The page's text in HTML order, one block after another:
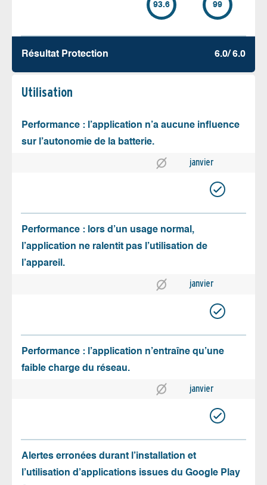
93.6 99
Résultat Protection 6.0/ 6.0
Utilisation
Performance : l’application n’a aucune influence
sur l’autonomie de la batterie.
janvier
Performance : lors d’un usage normal,
l’application ne ralentit pas l’utilisation de
l’appareil.
janvier
Performance : l’application n’entraîne qu’une
faible charge du réseau.
janvier
Alertes erronées durant l’installation et
l’utilisation d’applications issues du Google Play